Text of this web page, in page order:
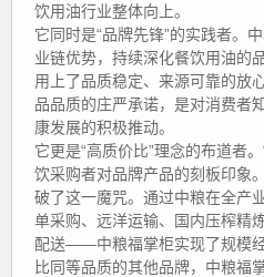
饮用油行业整体向上。
它同时是“品牌先锋”的实践者。
业链优势，持续深化餐饮用油的
用上了品质稳定、来源可靠的放
品品质的庄严承诺，是对消费者
康发展的积极推动。
它更是“高质价比”理念的布道者
饮采购者对品牌产品的刻板印象
破了这一魔咒。通过中粮在全
单采购、远洋运输、国内压榨精
配送——中粮福掌柜实现了规模
比同等品质的其他品牌，中粮福